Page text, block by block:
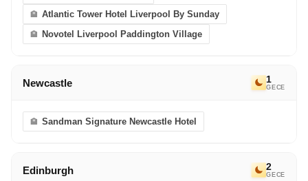
Atlantic Tower Hotel Liverpool By Sunday
Novotel Liverpool Paddington Village
Newcastle 1
GECE
Sandman Signature Newcastle Hotel
Edinburgh 2
GECE